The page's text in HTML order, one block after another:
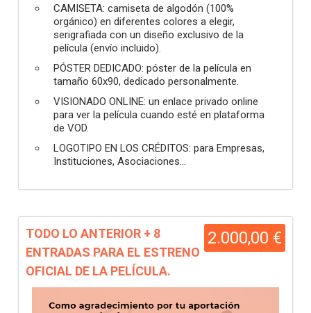
CAMISETA: camiseta de algodón (100%
orgánico) en diferentes colores a elegir,
serigrafiada con un diseño exclusivo de la
película (envío incluido).
PÓSTER DEDICADO: póster de la película en
tamaño 60x90, dedicado personalmente.
VISIONADO ONLINE: un enlace privado online
para ver la película cuando esté en plataforma
de VOD.
LOGOTIPO EN LOS CRÉDITOS: para Empresas,
Instituciones, Asociaciones...
2.000,00 €
TODO LO ANTERIOR + 8
ENTRADAS PARA EL ESTRENO
OFICIAL DE LA PELÍCULA.